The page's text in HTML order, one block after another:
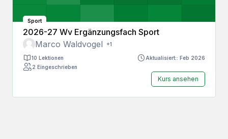
Sport
2026-27 Wv Ergänzungsfach Sport
Marco Waldvogel
+1
10 Lektionen
Aktualisiert:: Feb 2026
2 Eingeschrieben
Kurs ansehen